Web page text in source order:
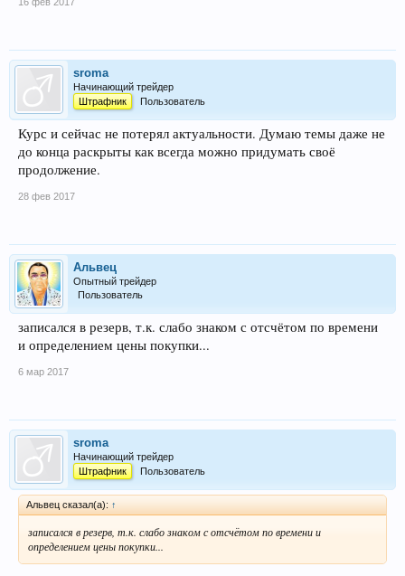
sroma
Начинающий трейдер
Штрафник
Пользователь
Курс и сейчас не потерял актуальности. Думаю темы даже не
до конца раскрыты как всегда можно придумать своё
продолжение.
28 фев 2017
Альвец
Опытный трейдер
Пользователь
записался в резерв, т.к. слабо знаком с отсчётом по времени
и определением цены покупки...
6 мар 2017
sroma
Начинающий трейдер
Штрафник
Пользователь
Альвец сказал(а): ↑
записался в резерв, т.к. слабо знаком с отсчётом по времени и
определением цены покупки...